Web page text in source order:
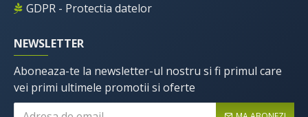
GDPR - Protectia datelor
NEWSLETTER
Aboneaza-te la newsletter-ul nostru si fi primul care
vei primi ultimele promotii si oferte